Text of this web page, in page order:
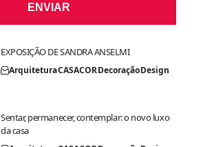
ENVIAR
EXPOSIÇÃO DE SANDRA ANSELMI
ArquiteturaCASACORDecoraçãoDesign
Sentar, permanecer, contemplar: o novo luxo
da casa